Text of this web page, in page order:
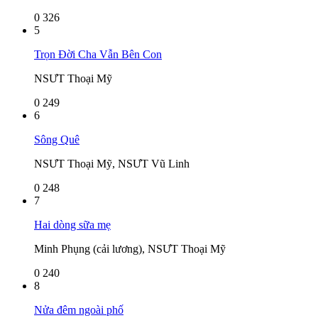
0 326
5
Trọn Đời Cha Vẫn Bên Con
NSƯT Thoại Mỹ
0 249
6
Sông Quê
NSƯT Thoại Mỹ, NSƯT Vũ Linh
0 248
7
Hai dòng sữa mẹ
Minh Phụng (cải lương), NSƯT Thoại Mỹ
0 240
8
Nửa đêm ngoài phố